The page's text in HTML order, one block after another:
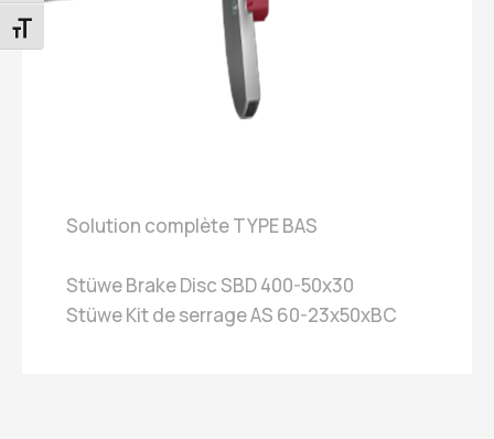
CHANGER LA TAILLE DE LA POLICE
Solution complète TYPE BAS
Stüwe Brake Disc SBD 400-50x30
Stüwe Kit de serrage AS 60-23x50xBC